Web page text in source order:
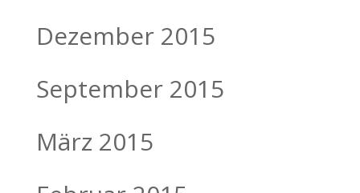
Dezember 2015
September 2015
März 2015